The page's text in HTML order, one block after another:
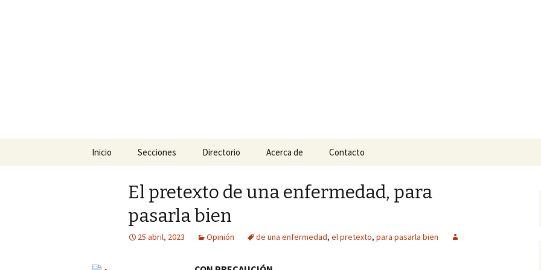
Inicio Secciones
Policiaca
Sociedad
Directorio Acerca de Contacto
El pretexto de una enfermedad, para
pasarla bien
25 abril, 2023 Opinión de una enfermedad, el pretexto, para pasarla bien